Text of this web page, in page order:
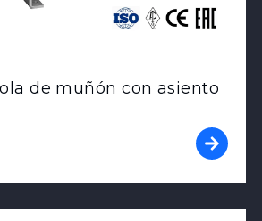
de muñón con asiento